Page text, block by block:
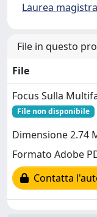
Laurea
File in questo
File
Focus Sulla
File non disponibile
Dimensione 2.74
Formato Adobe
Contatta